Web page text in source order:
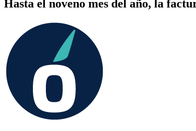
Hasta el noveno mes del año, la